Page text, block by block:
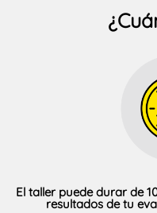
El taller puede durar de
resultados de tu